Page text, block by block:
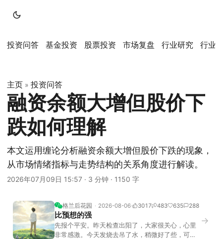
投资问答 基金投资 股票投资 市场复盘 行业研究 行业
主页 » 投资问答
融资余额大增但股价下
跌如何理解
本文运用缠论分析融资余额大增但股价下跌的现象，
从市场情绪指标与走势结构的关系角度进行解读。
2026年07月09日 15:57 · 3 分钟 · 1150 字
格兰后花园 2026-08-06 3017 483 635 288
比预想的强
先报个平安。昨天检查出阳了，大家很关心，心里
非常感激。今天发烧去吊了水，稍微好了些，可没
→